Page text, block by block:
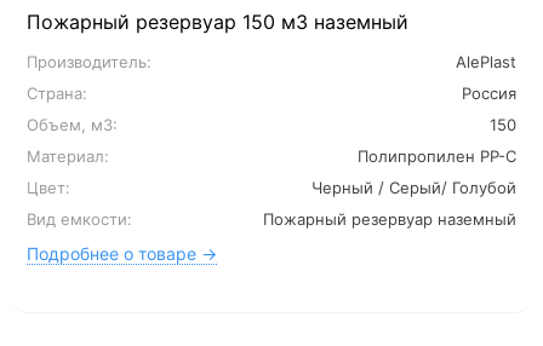
Пожарный резервуар 150 м3 наземный
Производитель:
AlePlast
Страна:
Россия
Объем, м3:
150
Материал:
Полипропилен PP-C
Цвет:
Черный / Серый/ Голубой
Вид емкости:
Пожарный резервуар наземный
Подробнее о товаре →